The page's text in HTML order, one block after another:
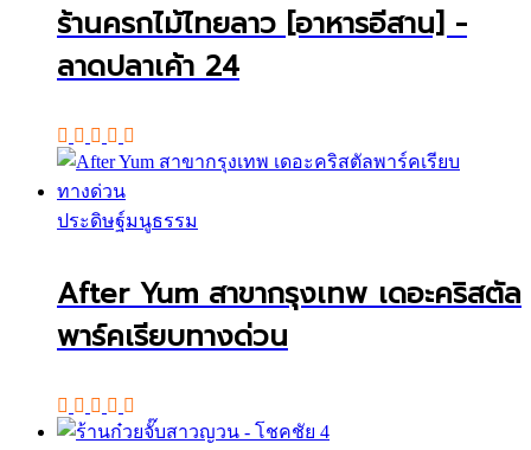
ร้านครกไม้ไทยลาว [อาหารอีสาน] -
ลาดปลาเค้า 24
ประดิษฐ์มนูธรรม
After Yum สาขากรุงเทพ เดอะคริสตัล
พาร์คเรียบทางด่วน